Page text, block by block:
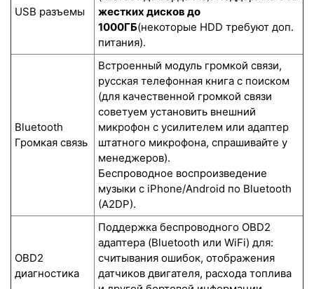
USB разъемы
жестких дисков до
1000ГБ(некоторые HDD требуют доп.
питания).
Bluetooth
Громкая связь
Встроенный модуль громкой связи,
русская телефонная книга с поиском
(для качественной громкой связи
советуем установить внешний
микрофон с усилителем или адаптер
штатного микрофона, спрашивайте у
менеджеров).
Беспроводное воспроизведение
музыки с iPhone/Android по Bluetooth
(A2DP).
OBD2
диагностика
Поддержка беспроводного OBD2
адаптера (Bluetooth или WiFi) для:
считывания ошибок, отображения
датчиков двигателя, расхода топлива